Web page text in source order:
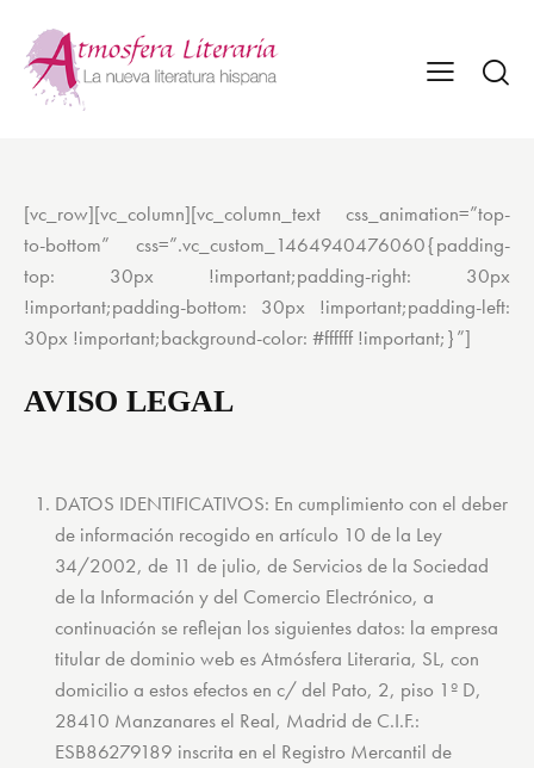
[vc_row][vc_column][vc_column_text css_animation=”top-
to-bottom” css=”.vc_custom_1464940476060{padding-
top: 30px !important;padding-right: 30px
!important;padding-bottom: 30px !important;padding-left:
30px !important;background-color: #ffffff !important;}”]
AVISO LEGAL
DATOS IDENTIFICATIVOS: En cumplimiento con el deber
de información recogido en artículo 10 de la Ley
34/2002, de 11 de julio, de Servicios de la Sociedad
de la Información y del Comercio Electrónico, a
continuación se reflejan los siguientes datos: la empresa
titular de dominio web es Atmósfera Literaria, SL, con
domicilio a estos efectos en c/ del Pato, 2, piso 1º D,
28410 Manzanares el Real, Madrid de C.I.F.:
ESB86279189 inscrita en el Registro Mercantil de